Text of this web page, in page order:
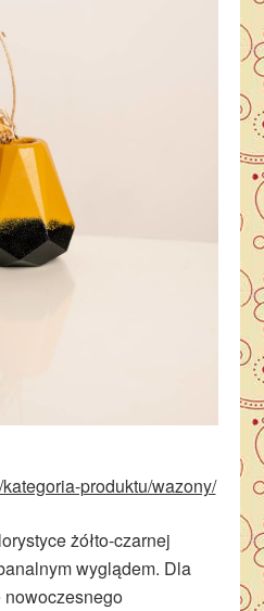
produktu/wazony/
żółto-czarnej
wyglądem. Dla
nowoczesnego